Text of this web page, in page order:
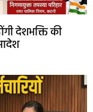
देशभक्ति की
आदेश